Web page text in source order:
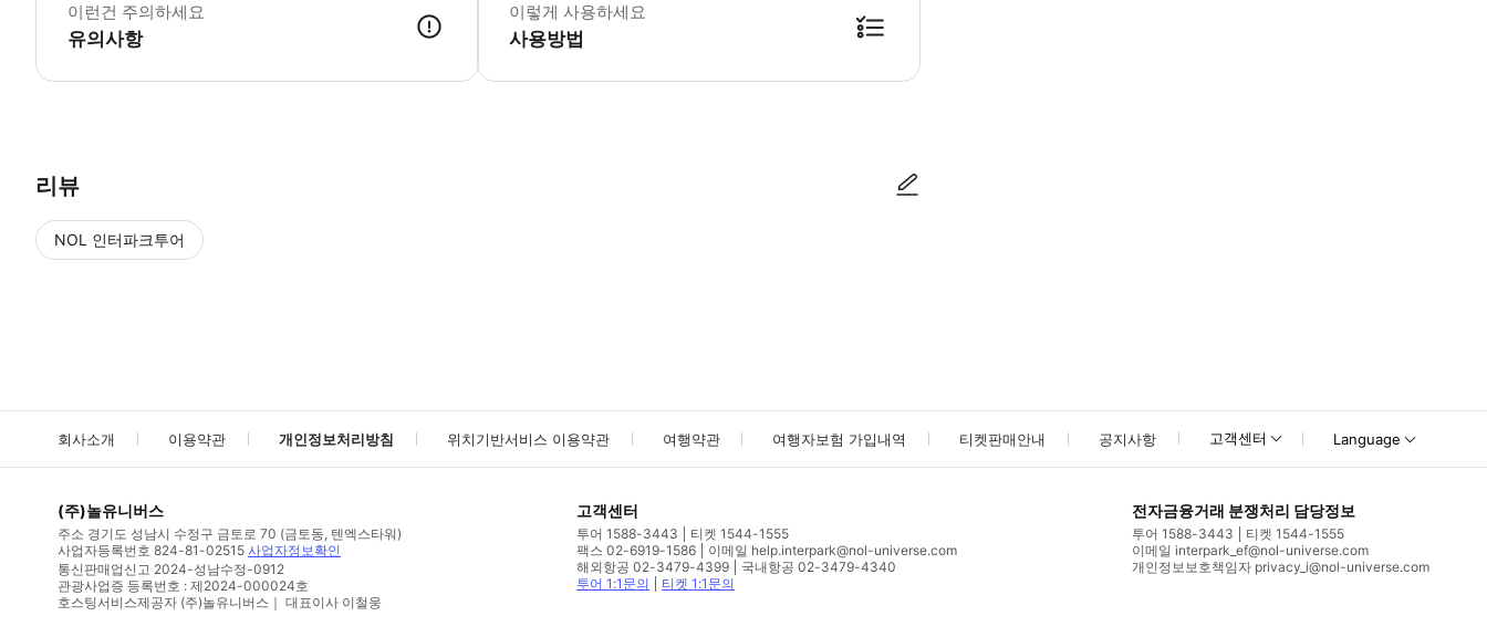
이런건 주의하세요
유의사항
이렇게 사용하세요
사용방법
리뷰
NOL 인터파크투어
회사소개 이용약관 개인정보처리방침 위치기반서비스 이용약관 여행약관 여행자보험 가입내역 티켓판매안내 공지사항 고객센터 Language
(주)놀유니버스
주소 경기도 성남시 수정구 금토로 70 (금토동, 텐엑스타워)
사업자등록번호 824-81-02515 사업자정보확인
통신판매업신고 2024-성남수정-0912
관광사업증 등록번호 : 제2024-000024호
호스팅서비스제공자 (주)놀유니버스｜ 대표이사 이철웅
고객센터
투어 1588-3443
티켓 1544-1555
팩스 02-6919-1586
이메일 help.interpark@nol-universe.com
해외항공 02-3479-4399
국내항공 02-3479-4340
투어 1:1문의
티켓 1:1문의
전자금융거래 분쟁처리 담당정보
투어 1588-3443
티켓 1544-1555
이메일 interpark_ef@nol-universe.com
개인정보보호책임자 privacy_i@nol-universe.com